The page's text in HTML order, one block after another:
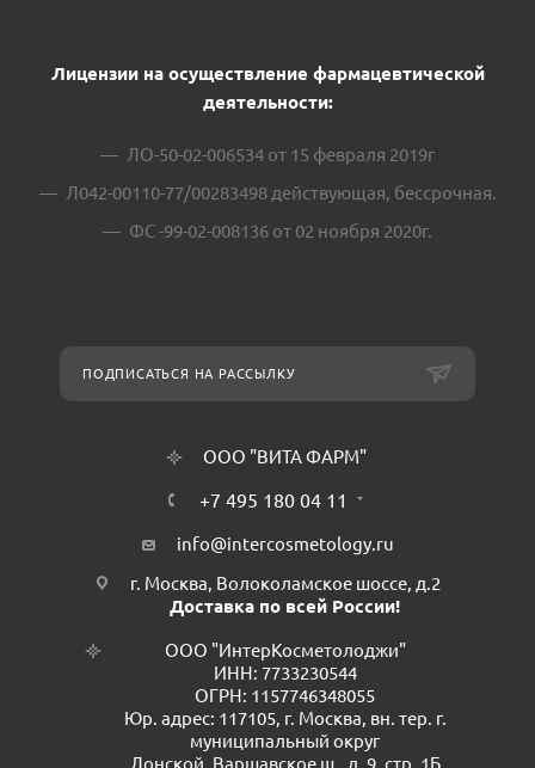
Лицензии на осуществление фармацевтической
деятельности:
ЛО-50-02-006534 от 15 февраля 2019г
Л042-00110-77/00283498 действующая, бессрочная.
ФС -99-02-008136 от 02 ноября 2020г.
ПОДПИСАТЬСЯ НА РАССЫЛКУ
ООО "ВИТА ФАРМ"
+7 495 180 04 11
info@intercosmetology.ru
г. Москва, Волоколамское шоссе, д.2
Доставка по всей России!
ООО "ИнтерКосметолоджи"
ИНН: 7733230544
ОГРН: 1157746348055
Юр. адрес: 117105, г. Москва, вн. тер. г.
муниципальный округ
Донской, Варшавское ш., д. 9, стр. 1Б